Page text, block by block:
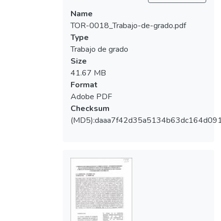
disminuido, posición posterior del punto
gonion (factor principal) y retrusión del
cuerpo mandibular; la combinación más
frecuente en el género masculino fue clase II
retrognatismo bimaxilar, seguido de clase II
retrognatismo mandibular; en el género
femenino fue clase 1retrognatismo
mandibular seguido de clase II
retrognatismo bimaxilar; Con respecto a la
maloclusión esquelética clase III el maxilar
inferior se encuentra protruido en ambos
géneros. Los factores que influyen en el
desarrollo de la clase III son: Ante inclinación
maxilar, tamaño de rama y cuerpo
aumentado, ante inclinación del cuerpo
mandibular, componente anteroposterior de
Name
TOR-0018_Trabajo-de-grado.pdf
Type
Trabajo de grado
Size
41.67 MB
Format
Adobe PDF
Checksum